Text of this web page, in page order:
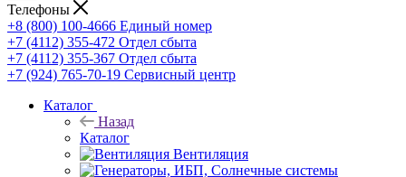
Телефоны
+8 (800) 100-4666 Единый номер
+7 (4112) 355-472 Отдел сбыта
+7 (4112) 355-367 Отдел сбыта
+7 (924) 765-70-19 Сервисный центр
Каталог
Назад
Каталог
Вентиляция